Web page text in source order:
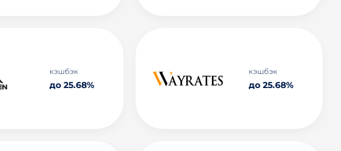
кэшбэк
до 25.68%
кэшбэк
до 25.68%